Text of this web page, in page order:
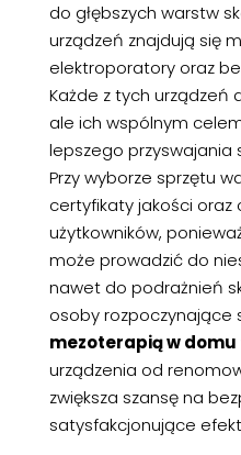
do głębszych warstw
urządzeń znajdują się
elektroporatory oraz
Każde z tych urządzeń
ale ich wspólnym
lepszego przyswajania
Przy wyborze sprzętu
certyfikaty jakości oraz
użytkowników,
może prowadzić do
nawet do podrażnień
osoby rozpoczynające
mezoterapią w domu
urządzenia od
zwiększa szansę na
satysfakcjonujące